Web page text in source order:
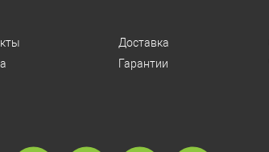
Доставка
Гарантии